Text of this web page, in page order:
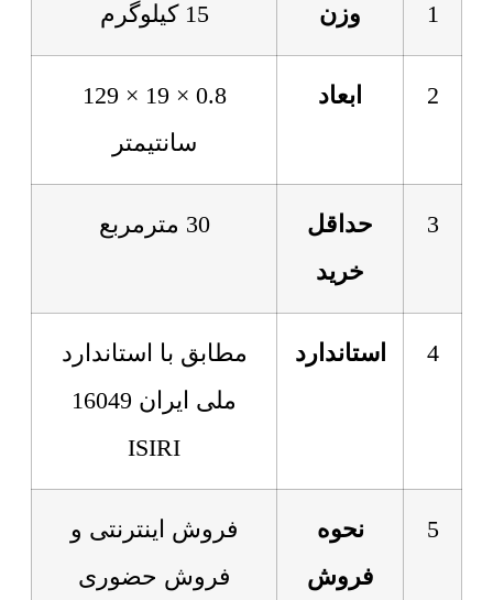
1 وزن 15 کیلوگرم
2 ابعاد
0.8 × 19 × 129
سانتیمتر
3
حداقل
خرید
30 مترمربع
4 استاندارد
مطابق با استاندارد
ملی ایران 16049
ISIRI
5
نحوه
فروش
فروش اینترنتی و
فروش حضوری